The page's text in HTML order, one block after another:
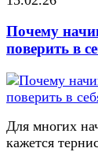
Почему
поверить в
Для многих
кажется